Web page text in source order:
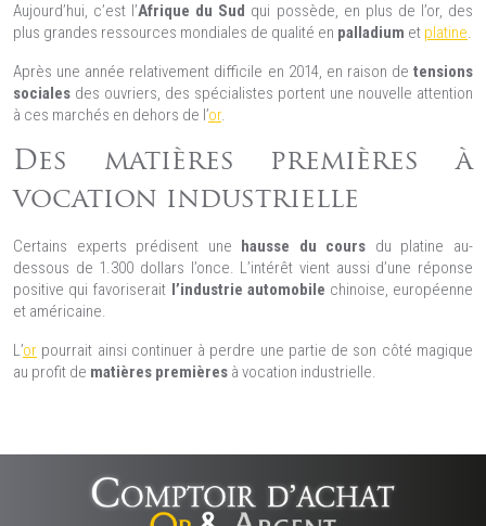
Aujourd’hui, c’est l’Afrique du Sud qui possède, en plus de l’or, des
plus grandes ressources mondiales de qualité en palladium et platine.
Après une année relativement difficile en 2014, en raison de tensions
sociales des ouvriers, des spécialistes portent une nouvelle attention
à ces marchés en dehors de l’or.
Des matières premières à
vocation industrielle
Certains experts prédisent une hausse du cours du platine au-
dessous de 1.300 dollars l’once. L’intérêt vient aussi d’une réponse
positive qui favoriserait l’industrie automobile chinoise, européenne
et américaine.
L’or pourrait ainsi continuer à perdre une partie de son côté magique
au profit de matières premières à vocation industrielle.